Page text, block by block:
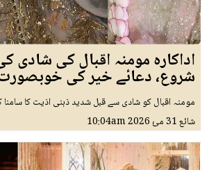
اداکارہ مومنہ اقبال کی شادی
شروع، دعائے خیر کی
مومنہ اقبال کو شادی سے قبل شدید ذہنی اذیت کا سامنا
شائع31 مئ 2026 10:04am